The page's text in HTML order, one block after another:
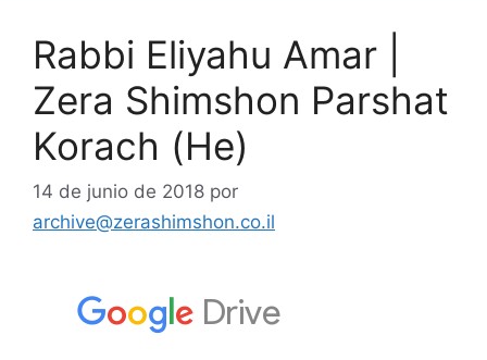
Rabbi Eliyahu Amar |
Zera Shimshon Parshat
Korach (He)
14 de junio de 2018 por
archive@zerashimshon.co.il